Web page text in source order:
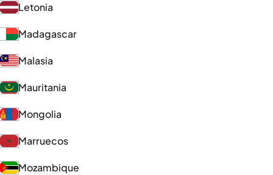
Letonia
Madagascar
Malasia
Mauritania
Mongolia
Marruecos
Mozambique